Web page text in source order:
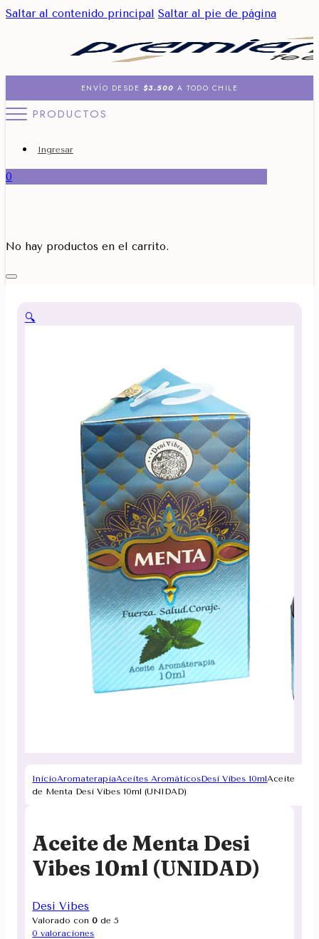
Saltar al contenido principal Saltar al pie de página
ENVÍO DESDE $3.500 A TODO CHILE
PRODUCTOS
Ingresar
0
No hay productos en el carrito.
🔍
InicioAromaterapiaAceites AromáticosDesi Vibes 10mlAceite
de Menta Desi Vibes 10ml (UNIDAD)
Aceite de Menta Desi
Vibes 10ml (UNIDAD)
Desi Vibes
Valorado con0 de 5
0 valoraciones